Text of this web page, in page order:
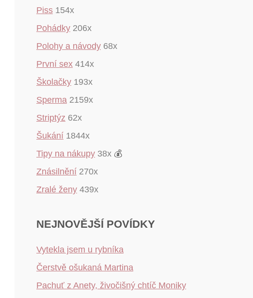
Piss 154x
Pohádky 206x
Polohy a návody 68x
První sex 414x
Školačky 193x
Sperma 2159x
Striptýz 62x
Šukání 1844x
Tipy na nákupy 38x 💰
Znásilnění 270x
Zralé ženy 439x
NEJNOVĚJŠÍ POVÍDKY
Vytekla jsem u rybníka
Čerstvě ošukaná Martina
Pachuť z Anety, živočišný chtíč Moniky